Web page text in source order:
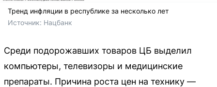
Тренд инфляции в республике за несколько лет
Источник: Нацбанк
Среди подорожавших товаров ЦБ выделил
компьютеры, телевизоры и медицинские
препараты. Причина роста цен на технику —